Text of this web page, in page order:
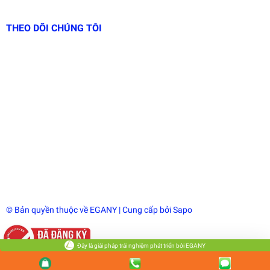
THEO DÕI CHÚNG TÔI
© Bản quyền thuộc về EGANY | Cung cấp bởiSapo
Đây là giải pháp trải nghiệm phát triển bởi EGANY